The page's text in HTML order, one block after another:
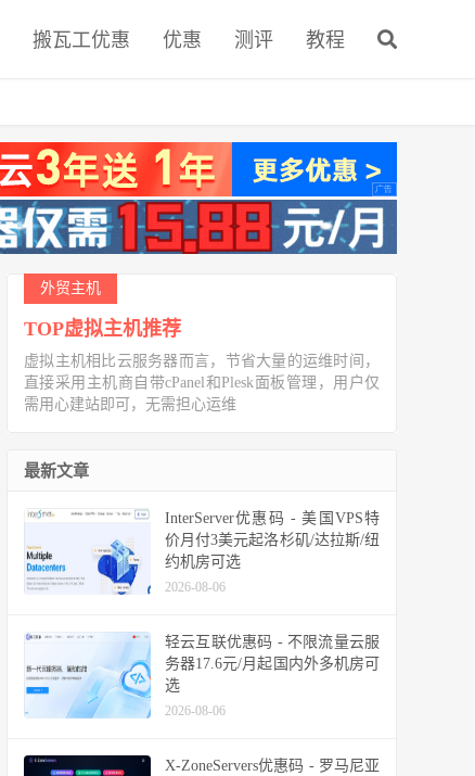
搬瓦工优惠 优惠 测评 教程
外贸主机
TOP虚拟主机推荐
虚拟主机相比云服务器而言，节省大量的运维时间，
直接采用主机商自带cPanel和Plesk面板管理，用户仅
需用心建站即可，无需担心运维
最新文章
InterServer优惠码 - 美国VPS特
价月付3美元起洛杉矶/达拉斯/纽
约机房可选
2026-08-06
轻云互联优惠码 - 不限流量云服
务器17.6元/月起国内外多机房可
选
2026-08-06
X-ZoneServers优惠码 - 罗马尼亚